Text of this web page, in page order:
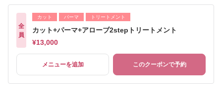
全
員
カット パーマ トリートメント
カット+パーマ+アローブ2stepトリートメント
¥13,000
メニューを追加 このクーポンで予約